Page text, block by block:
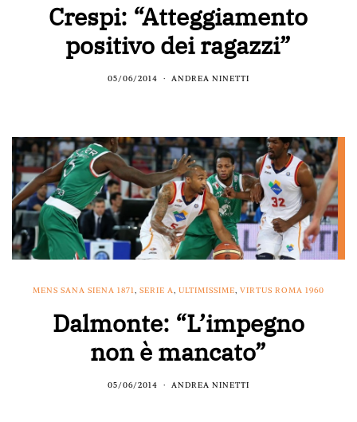
Crespi: “Atteggiamento
positivo dei ragazzi”
05/06/2014 ANDREA NINETTI
MENS SANA SIENA 1871, SERIE A, ULTIMISSIME, VIRTUS ROMA 1960
Dalmonte: “L’impegno
non è mancato”
05/06/2014 ANDREA NINETTI